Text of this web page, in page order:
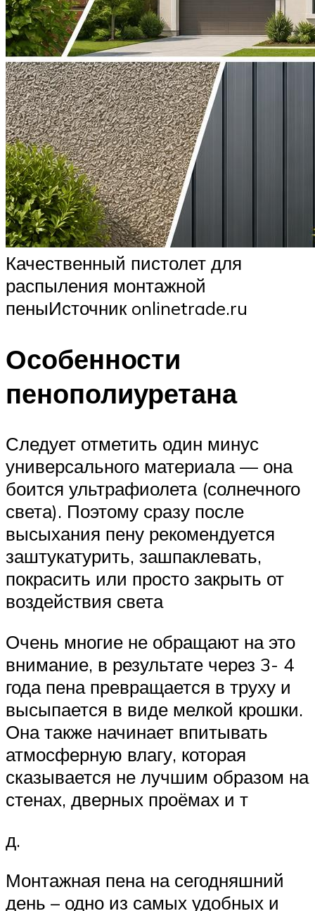
Качественный пистолет для
распыления монтажной
пеныИсточник onlinetrade.ru
Особенности
пенополиуретана
Следует отметить один минус
универсального материала — она
боится ультрафиолета (солнечного
света). Поэтому сразу после
высыхания пену рекомендуется
заштукатурить, зашпаклевать,
покрасить или просто закрыть от
воздействия света
Очень многие не обращают на это
внимание, в результате через 3- 4
года пена превращается в труху и
высыпается в виде мелкой крошки.
Она также начинает впитывать
атмосферную влагу, которая
сказывается не лучшим образом на
стенах, дверных проёмах и т
д.
Монтажная пена на сегодняшний
день – одно из самых удобных и